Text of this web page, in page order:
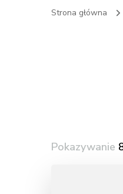
Strona główna
Pokazywanie